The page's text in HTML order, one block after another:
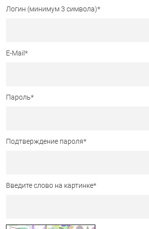
Логин (минимум 3 символа)*
E-Mail *
Пароль*
Подтверждение пароля*
Введите слово на картинке*